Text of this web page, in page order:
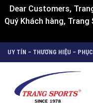
Dear Customers,
Quý Khách hàng,
Skip
to
UY TÍN – THƯƠNG HIỆU –